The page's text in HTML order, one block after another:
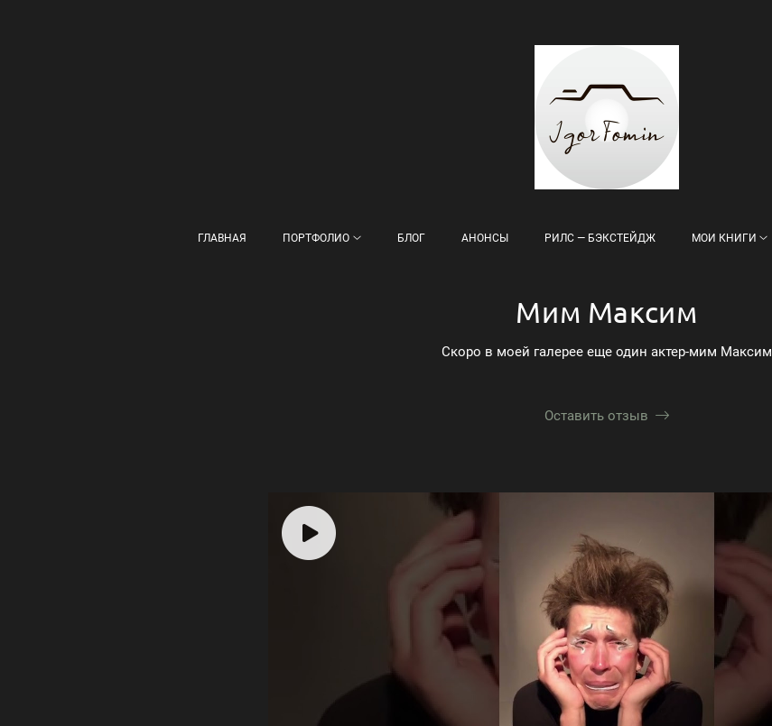
ГЛАВНАЯ ПОРТФОЛИО БЛОГ АНОНСЫ РИЛС — БЭКСТЕЙДЖ МОИ КНИГИ
Мим Максим
Скоро в моей галерее еще один актер-мим Максим
Оставить отзыв